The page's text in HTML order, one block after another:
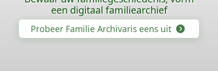
een digitaal familiearchief
Probeer Familie Archivaris eens uit